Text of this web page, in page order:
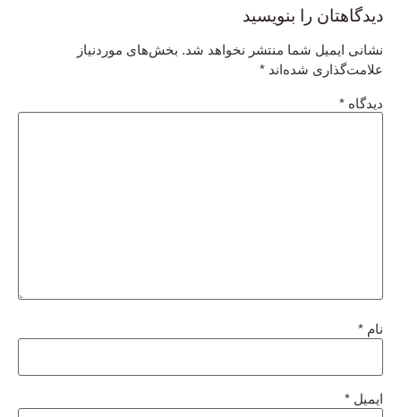
دیدگاهتان را بنویسید
نشانی ایمیل شما منتشر نخواهد شد. بخش‌های موردنیاز
علامت‌گذاری شده‌اند *
دیدگاه *
نام *
ایمیل *